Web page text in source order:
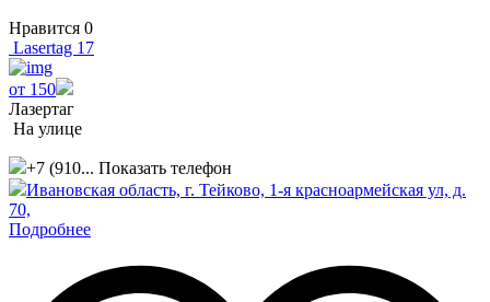
Нравится 0
Lasertag 17
от 150
Лазертаг
На улице
+7 (910... Показать телефон
Ивановская область, г. Тейково, 1-я красноармейская ул, д.
70,
Подробнее